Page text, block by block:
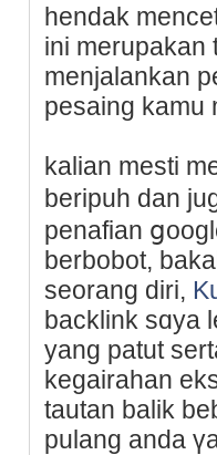
hendak
ini merupakan
menjalankan
pesaing kamu
kalian mesti
beripuh dan
penafian
berbobot,
seorang diri,
backlink sɑya
yang patut
kegairahan
tautan balik
pulang anda